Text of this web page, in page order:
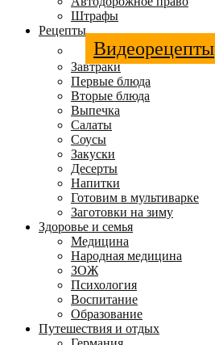
Штрафы
Рецепты
Видеорецепты
Завтраки
Первые блюда
Вторые блюда
Выпечка
Салаты
Соусы
Закуски
Десерты
Напитки
Готовим в мультиварке
Заготовки на зиму
Здоровье и семья
Медицина
Народная медицина
ЗОЖ
Психология
Воспитание
Образование
Путешествия и отдых